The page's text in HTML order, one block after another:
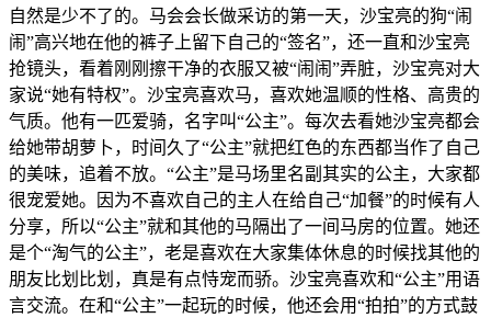
自然是少不了的。马会会长做采访的第一天，沙宝亮的狗“闹
闹”高兴地在他的裤子上留下自己的“签名”，还一直和沙宝亮
抢镜头，看着刚刚擦干净的衣服又被“闹闹”弄脏，沙宝亮对大
家说“她有特权”。沙宝亮喜欢马，喜欢她温顺的性格、高贵的
气质。他有一匹爱骑，名字叫“公主”。每次去看她沙宝亮都会
给她带胡萝卜，时间久了“公主”就把红色的东西都当作了自己
的美味，追着不放。“公主”是马场里名副其实的公主，大家都
很宠爱她。因为不喜欢自己的主人在给自己“加餐”的时候有人
分享，所以“公主”就和其他的马隔出了一间马房的位置。她还
是个“淘气的公主”，老是喜欢在大家集体休息的时候找其他的
朋友比划比划，真是有点恃宠而骄。沙宝亮喜欢和“公主”用语
言交流。在和“公主”一起玩的时候，他还会用“拍拍”的方式鼓